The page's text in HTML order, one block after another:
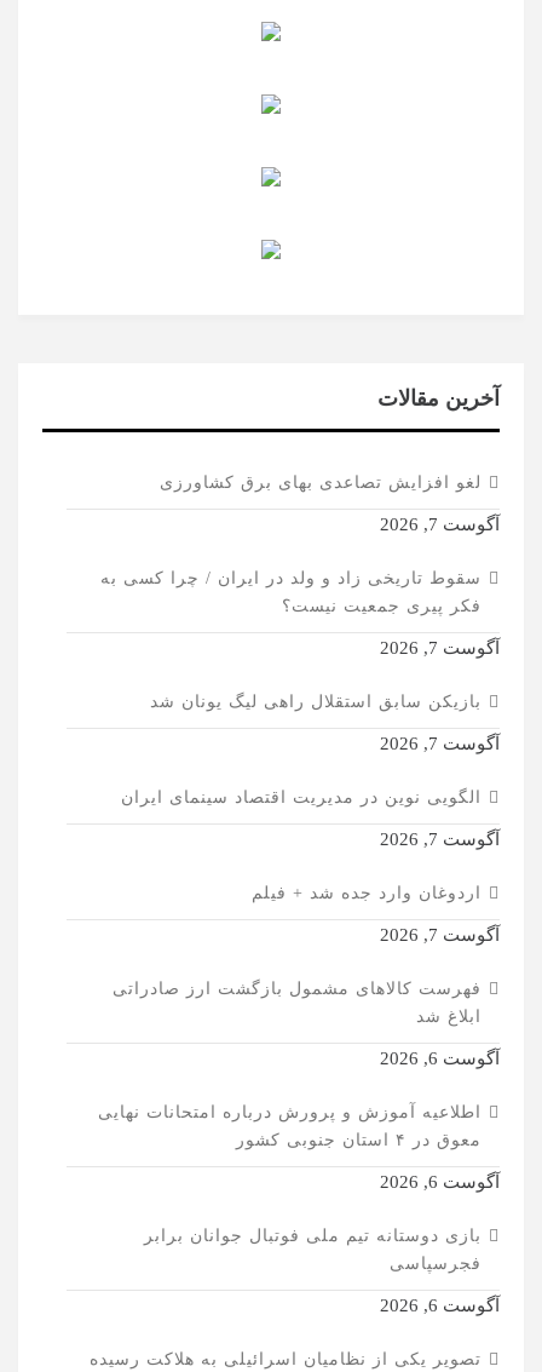
آخرین مقالات
لغو افزایش تصاعدی بهای برق کشاورزی
آگوست 7, 2026
سقوط تاریخی زاد و ولد در ایران / چرا کسی به
فکر پیری جمعیت نیست؟
آگوست 7, 2026
بازیکن سابق استقلال راهی لیگ یونان شد
آگوست 7, 2026
الگویی نوین در مدیریت اقتصاد سینمای ایران
آگوست 7, 2026
اردوغان وارد جده شد + فیلم
آگوست 7, 2026
فهرست کالاهای مشمول بازگشت ارز صادراتی
ابلاغ شد
آگوست 6, 2026
اطلاعیه آموزش و پرورش درباره امتحانات نهایی
معوق در ۴ استان جنوبی کشور
آگوست 6, 2026
بازی دوستانه تیم ملی فوتبال جوانان برابر
فجرسپاسی
آگوست 6, 2026
تصویر یکی از نظامیان اسرائیلی به هلاکت رسیده